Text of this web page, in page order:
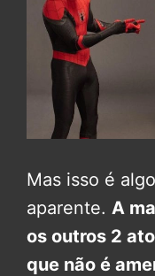
Mas isso é
aparente. A
os outros 2
que não é